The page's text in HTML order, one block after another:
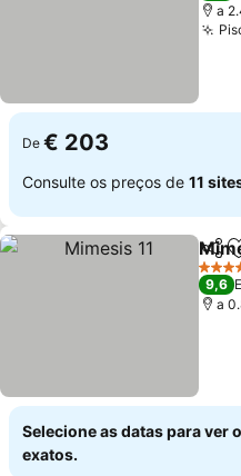
a
De € 203
Consulte os preços de 11
4
9,6
a
Selecione as datas para ver
exatos.